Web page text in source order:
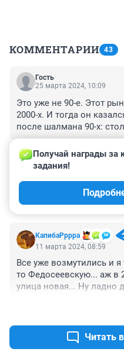
КОММЕНТАРИИ 43
Гость
25 марта 2024, 10:09
Это уже не 90-е. Этот
2000-х. И тогда он
после шалмана 90-х:
плёнки над
Гость
КапибаРррра
Получай награды за
задания!
11 марта 2024, 08:59
Все уже возмутились и
то Федосеевскую... аж в
улица новая... Ну ладно
понятно) Читайте и Читать